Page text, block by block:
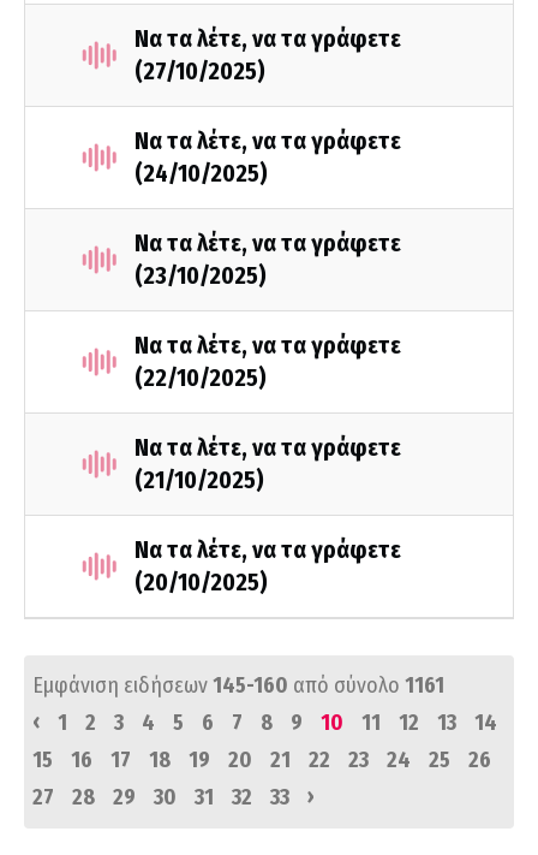
Να τα λέτε, να τα γράφετε
(27/10/2025)
Να τα λέτε, να τα γράφετε
(24/10/2025)
Να τα λέτε, να τα γράφετε
(23/10/2025)
Να τα λέτε, να τα γράφετε
(22/10/2025)
Να τα λέτε, να τα γράφετε
(21/10/2025)
Να τα λέτε, να τα γράφετε
(20/10/2025)
Εμφάνιση ειδήσεων145-160 από σύνολο 1161
‹
1 2 3 4 5 6 7 8 9 10 11 12 13
14
15
16 17 18 19 20 21 22 23 24 25
26
27
28 29 30 31 32 33 ›